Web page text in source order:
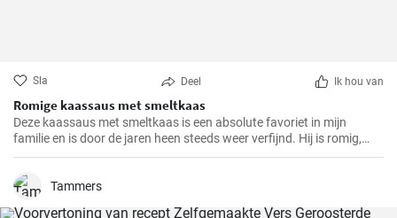
Sla Deel Ik hou van
Romige kaassaus met smeltkaas
Deze kaassaus met smeltkaas is een absolute favoriet in mijn
familie en is door de jaren heen steeds weer verfijnd. Hij is romig,
smaakvol en gewoonweg heerlijk. De saus is perfect als dip,
ik zeggen dat dit recept altijd een succes is.
Tammers